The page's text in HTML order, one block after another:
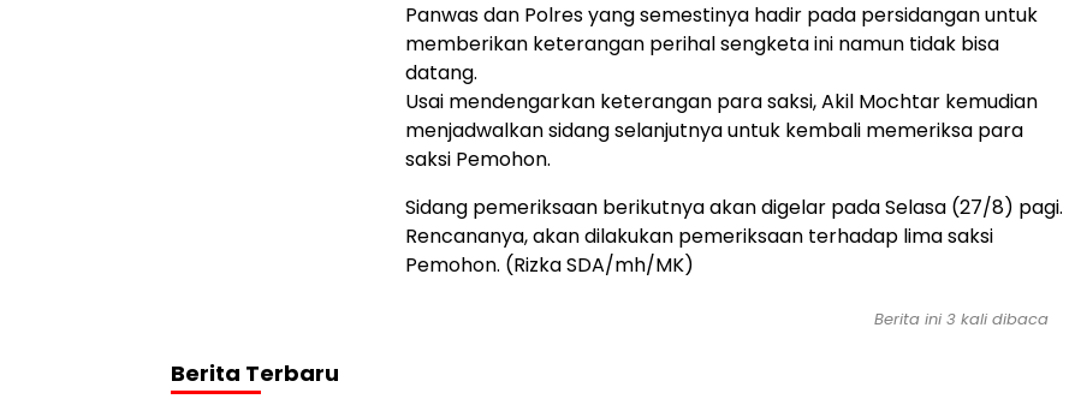
Panwas dan Polres yang semestinya hadir pada persidangan untuk
memberikan keterangan perihal sengketa ini namun tidak bisa
datang.
Usai mendengarkan keterangan para saksi, Akil Mochtar kemudian
menjadwalkan sidang selanjutnya untuk kembali memeriksa para
saksi Pemohon.
Sidang pemeriksaan berikutnya akan digelar pada Selasa (27/8) pagi.
Rencananya, akan dilakukan pemeriksaan terhadap lima saksi
Pemohon. (Rizka SDA/mh/MK)
Berita ini 3 kali dibaca
Berita Terbaru